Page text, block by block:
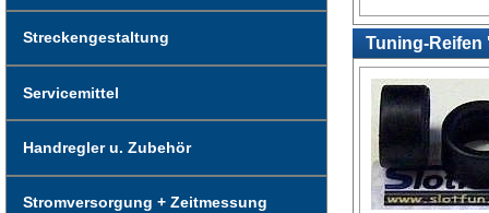
Streckengestaltung
Servicemittel
Handregler u. Zubehör
Stromversorgung + Zeitmessung
Tuning-Reifen